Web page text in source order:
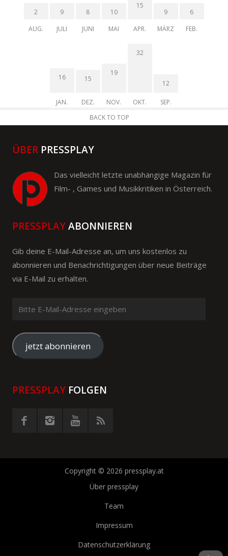
2
AUG.
9
JULI
8
JUNI
10
MAI
15
APR.
9
MÄRZ
6
FEB.
16
JAN.
15
DEZ.
19
NOV.
32
OKT.
12
SEP.
BACK TO TOP
ÜBER PRESSPLAY
Das vielleicht letzte unabhängige Magazin für
Film- , Games und Musikkritiken in Österreich.
PRESSPLAYABONNIEREN
Gib deine E-Mail-Adresse an, um uns kostenlos zu
abonnieren und Benachrichtigungen über neue Beiträge
via E-Mail zu erhalten.
Mail-
Adresse
eingeben
jetzt abonnieren
PRESSPLAY FOLGEN
Copyright © 2026 pressplay.at
Über pressplay
Team
Impressum
Datenschutzerklärung